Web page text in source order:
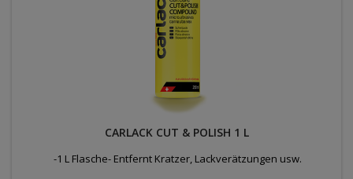
CARLACK CUT & POLISH 1 L
-1 L Flasche- Entfernt Kratzer, Lackverätzungen usw.